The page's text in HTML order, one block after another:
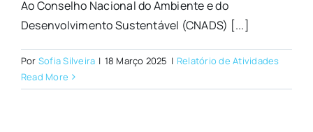
Ao Conselho Nacional do Ambiente e do
Desenvolvimento Sustentável (CNADS) [...]
Por Sofia Silveira | 18 Março 2025 | Relatório de Atividades
Read More